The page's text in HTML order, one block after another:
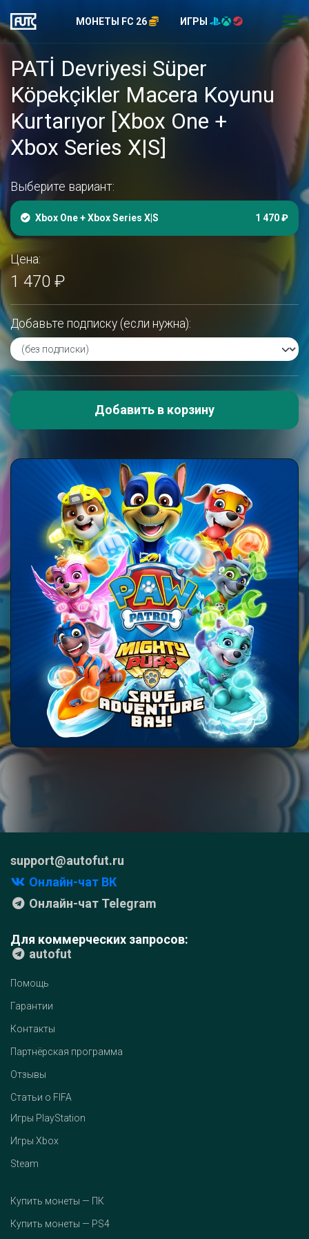
МОНЕТЫ FC 26 ИГРЫ
PATİ Devriyesi Süper
Köpekçikler Macera Koyunu
Kurtarıyor [Xbox One +
Xbox Series X|S]
Выберите вариант:
Xbox One + Xbox Series X|S 1 470 ₽
Цена:
1 470 ₽
Добавьте подписку (если нужна):
Добавить в корзину
support@autofut.ru
Онлайн-чат ВК
Онлайн-чат Telegram
Для коммерческих запросов:
autofut
Помощь
Гарантии
Контакты
Партнёрская программа
Отзывы
Статьи о FIFA
Игры PlayStation
Игры Xbox
Steam
Купить монеты — ПК
Купить монеты — PS4